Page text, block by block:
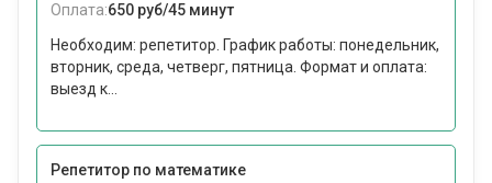
Оплата:650 руб/45 минут
Необходим: репетитор. График работы: понедельник,
вторник, среда, четверг, пятница. Формат и оплата:
выезд к...
Репетитор по математике